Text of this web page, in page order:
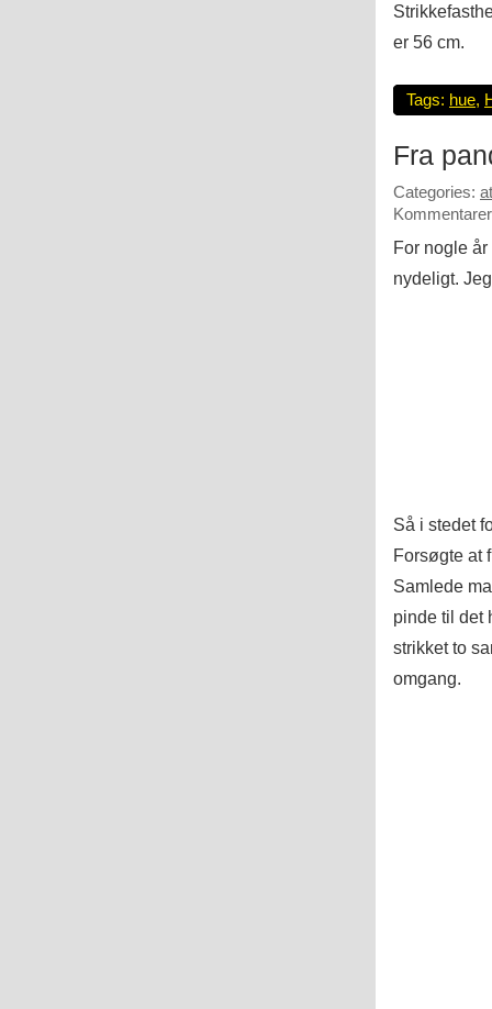
er 56 cm.
Tags: hue,
Fra
Categories:
For nogle
nydeligt.
Så i stedet
Forsøgte at
Samlede
pinde til det
strikket to
omgang.